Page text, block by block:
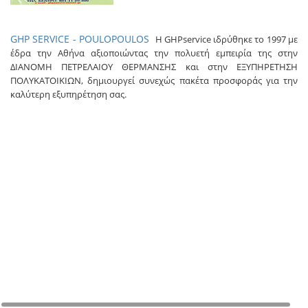
GHP SERVICE - POULOPOULOS
Η GHPservice ιδρύθηκε το 1997 με
έδρα την Αθήνα αξιοποιώντας την πολυετή εμπειρία της στην
ΔΙΑΝΟΜΗ ΠΕΤΡΕΛΑΙΟΥ ΘΕΡΜΑΝΣΗΣ και στην ΕΞΥΠΗΡΕΤΗΣΗ
ΠΟΛΥΚΑΤΟΙΚΙΩΝ, δημιουργεί συνεχώς πακέτα προσφοράς για την
καλύτερη εξυπηρέτηση σας.